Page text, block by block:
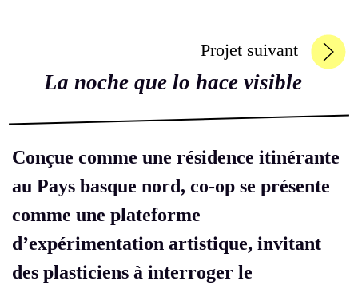
Projet suivant
La noche que lo hace visible
Conçue comme une résidence itinérante
au Pays basque nord, co-op se présente
comme une plateforme
d’expérimentation artistique, invitant
des plasticiens à interroger le